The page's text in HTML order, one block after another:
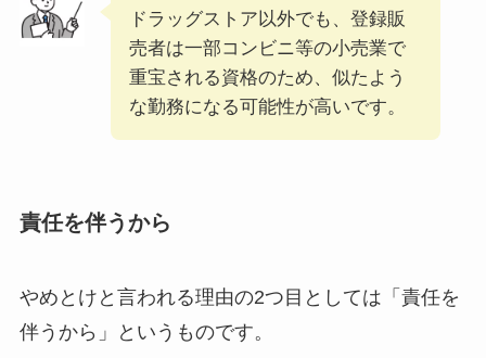
ドラッグストア以外でも、登録販
売者は一部コンビニ等の小売業で
重宝される資格のため、似たよう
な勤務になる可能性が高いです。
責任を伴うから
やめとけと言われる理由の2つ目としては「責任を
伴うから」というものです。